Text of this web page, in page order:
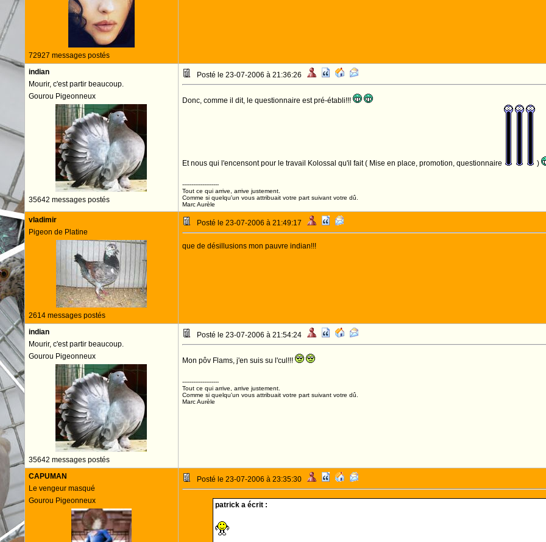
72927 messages postés
indian
Mourir, c'est partir beaucoup.
Gourou Pigeonneux
35642 messages postés
Posté le 23-07-2006 à 21:36:26
Donc, comme il dit, le questionnaire est pré-établi!!!
Et nous qui l'encensont pour le travail Kolossal qu'il fait ( Mise en place, promotion, questionnaire )
--------------------
Tout ce qui arrive, arrive justement.
Comme si quelqu'un vous attribuait votre part suivant votre dû.
Marc Aurèle
vladimir
Pigeon de Platine
2614 messages postés
Posté le 23-07-2006 à 21:49:17
que de désillusions mon pauvre indian!!!
indian
Mourir, c'est partir beaucoup.
Gourou Pigeonneux
35642 messages postés
Posté le 23-07-2006 à 21:54:24
Mon pôv Flams, j'en suis su l'cul!!!
--------------------
Tout ce qui arrive, arrive justement.
Comme si quelqu'un vous attribuait votre part suivant votre dû.
Marc Aurèle
CAPUMAN
Le vengeur masqué
Gourou Pigeonneux
Posté le 23-07-2006 à 23:35:30
patrick a écrit :